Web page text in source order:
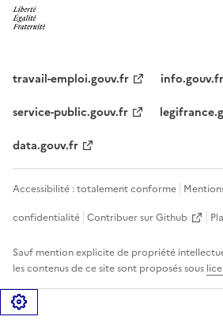
travail-emploi.gouv.fr
info.gouv.fr
service-public.gouv.fr
data.gouv.fr
Accessibilité : totalement conforme
confidentialité Contribuer sur Github
Sauf mention explicite de propriété
les contenus de ce site sont proposés sous
Gérer les cookies